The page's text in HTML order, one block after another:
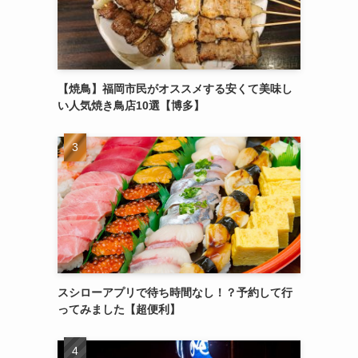
【焼鳥】福岡市民がオススメする安くて美味し
い人気焼き鳥店10選【博多】
スシローアプリで待ち時間なし！？予約して行
ってみました【超便利】